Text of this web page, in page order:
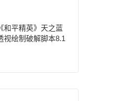
《和平精英》天之蓝
视绘制破解脚本8.1